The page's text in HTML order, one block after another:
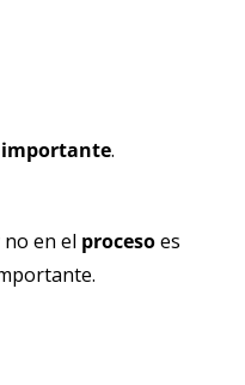
importante.
no en el proceso es